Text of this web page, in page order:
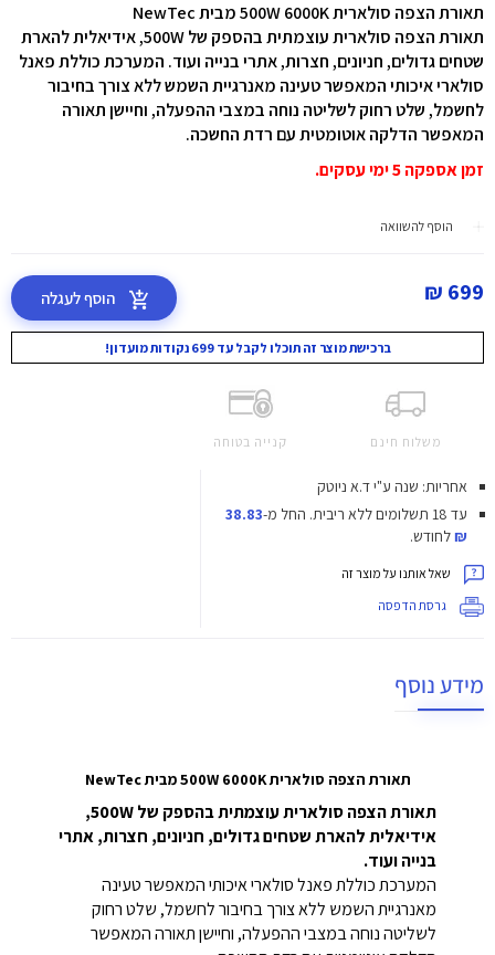
תאורת הצפה סולארית 500W 6000K מבית NewTec
תאורת הצפה סולארית עוצמתית בהספק של 500W, אידיאלית להארת
שטחים גדולים, חניונים, חצרות, אתרי בנייה ועוד. המערכת כוללת פאנל
סולארי איכותי המאפשר טעינה מאנרגיית השמש ללא צורך בחיבור
לחשמל, שלט רחוק לשליטה נוחה במצבי ההפעלה, וחיישן תאורה
המאפשר הדלקה אוטומטית עם רדת החשכה.
זמן אספקה 5 ימי עסקים.
הוסף להשוואה
699 ₪ הוסף לעגלה
ברכישת מוצר זה תוכלו לקבל עד 699 נקודות מועדון!
משלוח חינם קנייה בטוחה
אחריות: שנה ע"י ד.א ניוטק
עד 18 תשלומים ללא ריבית.
החל מ-38.83
₪לחודש.
שאל אותנו על מוצר זה
גרסת הדפסה
מידע נוסף
תאורת הצפה סולארית 500W 6000K מבית NewTec
תאורת הצפה סולארית עוצמתית בהספק של 500W,
אידיאלית להארת שטחים גדולים, חניונים, חצרות, אתרי
בנייה ועוד.
המערכת כוללת פאנל סולארי איכותי המאפשר טעינה
מאנרגיית השמש ללא צורך בחיבור לחשמל, שלט רחוק
לשליטה נוחה במצבי ההפעלה, וחיישן תאורה המאפשר